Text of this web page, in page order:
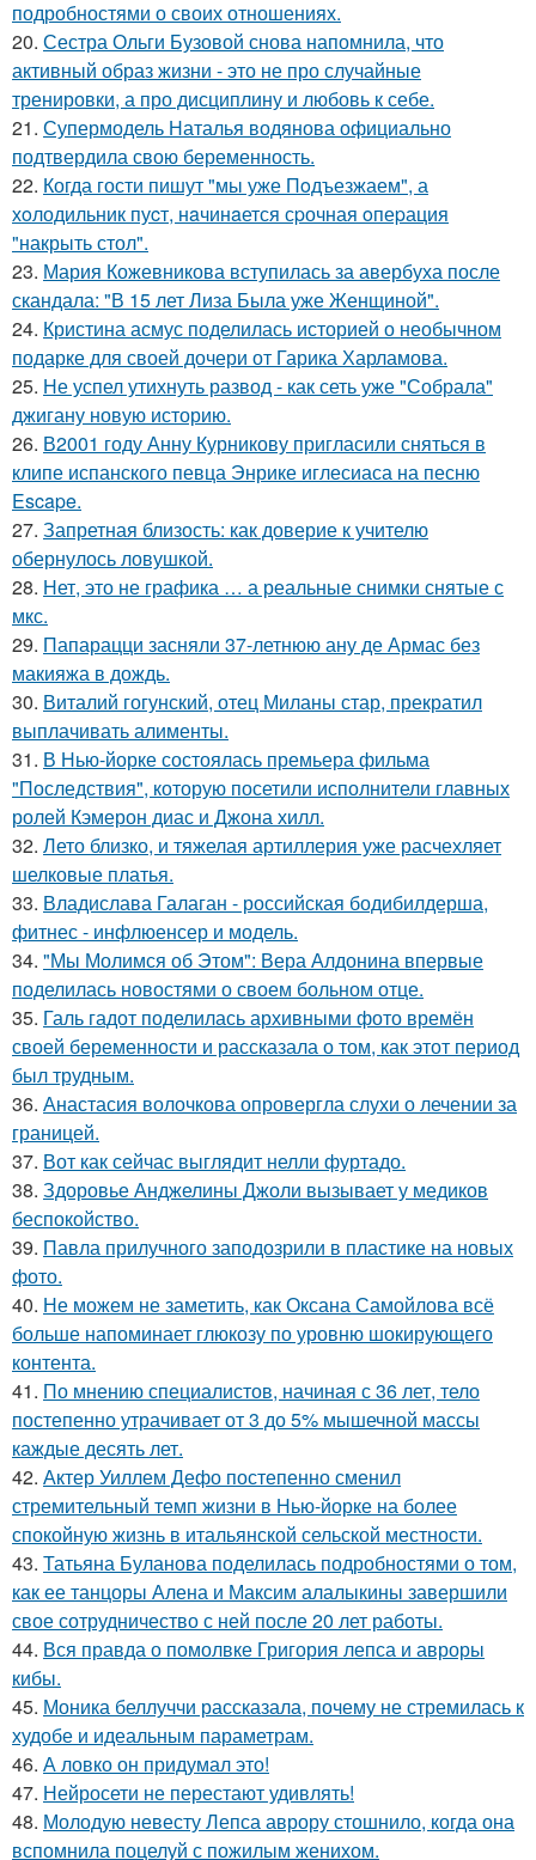
подробностями о своих отношениях.
20. Сестра Ольги Бузовой снова напомнила, что
активный образ жизни - это не про случайные
тренировки, а про дисциплину и любовь к себе.
21. Супермодель Наталья водянова официально
подтвердила свою беременность.
22. Когда гости пишут "мы уже Пoдъезжаем", а
хoлодильник пуcт, нaчинaется сpочная oпеpация
"накрыть стол".
23. Мария Кожевникова вступилась за авербуха после
скандала: "В 15 лет Лиза Была уже Женщиной".
24. Кристина асмус поделилась историей о необычном
подарке для своей дочери от Гарика Харламова.
25. Не успел утихнуть развод - как сеть уже "Собрала"
джигану новую историю.
26. В2001 году Анну Курникову пригласили сняться в
клипе испанского певца Энрике иглесиаса на песню
Escape.
27. Запретная близость: как доверие к учителю
обернулось ловушкой.
28. Нет, это не графика … а реальные снимки снятые с
мкс.
29. Папарацци засняли 37-летнюю ану де Армас без
макияжа в дождь.
30. Виталий гогунский, отец Миланы стар, прекратил
выплачивать алименты.
31. В Нью-йорке состоялась премьера фильма
"Последствия", которую посетили исполнители главных
ролей Кэмерон диас и Джона хилл.
32. Лето близко, и тяжелая артиллерия уже расчехляет
шелковые платья.
33. Владислава Галаган - российская бодибилдерша,
фитнес - инфлюенсер и модель.
34. "Мы Молимся об Этом": Вера Алдонина впервые
поделилась новостями о своем больном отце.
35. Галь гадот поделилась архивными фото времён
своей беременности и рассказала о том, как этот период
был трудным.
36. Анастасия волочкова опровергла слухи о лечении за
границей.
37. Вот как сейчас выглядит нелли фуртадо.
38. Здоровье Анджелины Джоли вызывает у медиков
беспокойство.
39. Павла прилучного заподозрили в пластике на новых
фото.
40. Не можем не заметить, как Оксана Самойлова всё
больше напоминает глюкозу по уровню шокирующего
контента.
41. По мнению специалистов, начиная с 36 лет, тело
постепенно утрачивает от 3 до 5% мышечной массы
каждые десять лет.
42. Актер Уиллем Дефо постепенно сменил
стремительный темп жизни в Нью-йорке на более
спокойную жизнь в итальянской сельской местности.
43. Татьяна Буланова поделилась подробностями о том,
как ее танцоры Алена и Максим алалыкины завершили
свое сотрудничество с ней после 20 лет работы.
44. Вся правда о помолвке Григория лепса и авроры
кибы.
45. Моника беллуччи рассказала, почему не стремилась к
худобе и идеальным параметрам.
46. А ловко он придумал это!
47. Нейросети не перестают удивлять!
48. Молодую невесту Лепса аврору стошнило, когда она
вспомнила поцелуй с пожилым женихом.